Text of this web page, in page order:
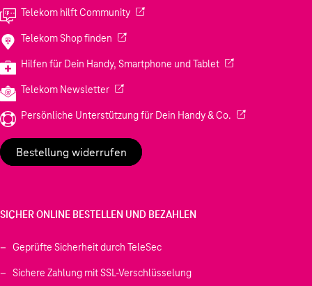
Telekom hilft Community(Wird in einem neuen Tab geöffnet)
Telekom Shop finden (Wird in einem neuen Tab geöffnet)
Hilfen für Dein Handy, Smartphone und Tablet(Wird in einem
Telekom Newsletter(Wird in einem neuen Tab geöffnet)
Persönliche Unterstützung für Dein Handy & Co. (Wird in einem
Bestellung widerrufen
SICHER ONLINE BESTELLEN UND BEZAHLEN
Geprüfte Sicherheit durch TeleSec
Sichere Zahlung mit SSL-Verschlüsselung